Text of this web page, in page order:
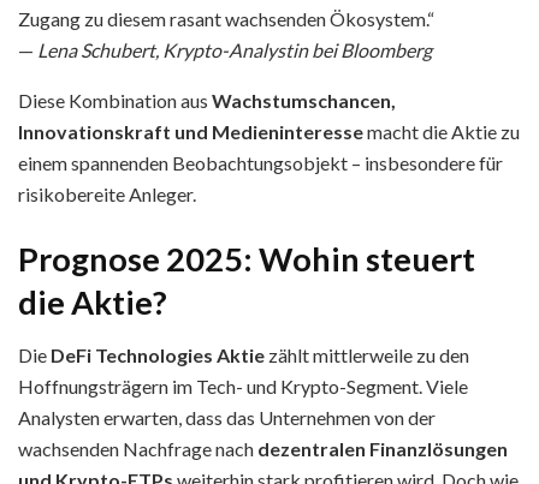
Zugang zu diesem rasant wachsenden Ökosystem.“
— Lena Schubert, Krypto-Analystin bei Bloomberg
Diese Kombination aus Wachstumschancen,
Innovationskraft und Medieninteressemacht die Aktie zu
einem spannenden Beobachtungsobjekt – insbesondere für
risikobereite Anleger.
Prognose 2025: Wohin steuert
die Aktie?
Die DeFi Technologies Aktie zählt mittlerweile zu den
Hoffnungsträgern im Tech- und Krypto-Segment. Viele
Analysten erwarten, dass das Unternehmen von der
wachsenden Nachfrage nach dezentralen Finanzlösungen